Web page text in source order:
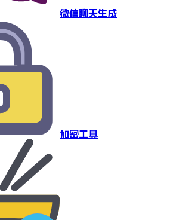
微信聊天生成
加密工具